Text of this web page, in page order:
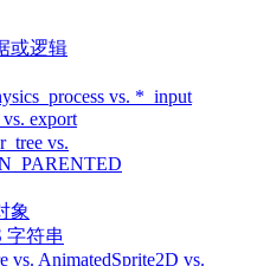
或逻辑
vs. *_input
export
vs.
象
字符串
vs. AnimatedSprite2D vs.